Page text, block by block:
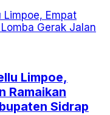
Limpoe,
Ramaikan
Sidrap